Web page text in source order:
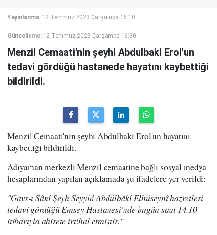
Yayınlanma: 12 Temmuz 2023 Çarşamba 16:10
Güncelleme: 12 Temmuz 2023 Çarşamba 16:30
Menzil Cemaati'nin şeyhi Abdulbaki Erol'un
tedavi gördüğü hastanede hayatını kaybettiği
bildirildi.
Menzil Cemaati'nin şeyhi Abdulbaki Erol'un hayatını
kaybettiği bildirildi.
Adıyaman merkezli Menzil cemaatine bağlı sosyal medya
hesaplarından yapılan açıklamada şu ifadelere yer verildi:
"Gavs-ı Sânî Şeyh Seyyid Abdülbâkî Elhüseynî hazretleri
tedavi gördüğü Emsey Hastanesi'nde bugün saat 14.10
itibarıyla ahirete irtihal etmiştir."